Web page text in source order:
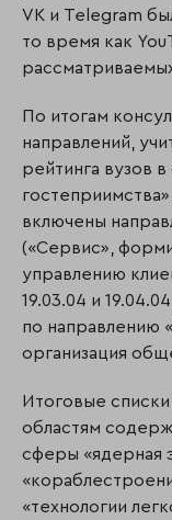
VK и Telegram
то время как
По итогам
направлений,
рейтинга вузов
включены
(«Сервис»,
управлению
19.03.04 и
по направлению
организация
Итоговые
областям
сферы «ядерная
«технологии